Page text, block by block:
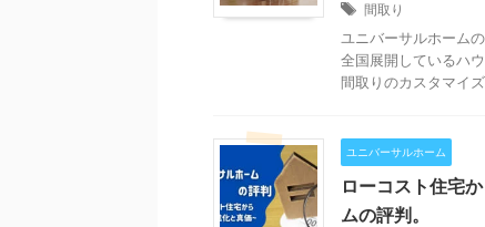
間取り
ユニバーサルホーム
全国展開しているハ
間取りのカスタマイ
ユニバーサルホーム
ローコスト住宅
ムの評判。